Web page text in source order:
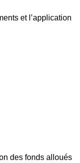
et l’application
des fonds alloués